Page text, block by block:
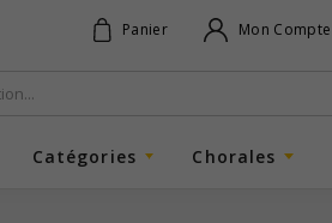
Panier Mon Compte
Catégories Chorales